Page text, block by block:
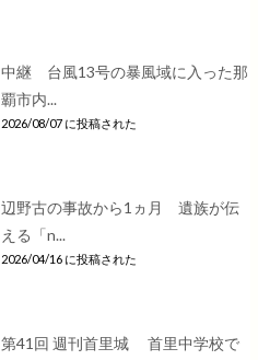
中継 台風13号の暴風域に入った那
覇市内...
2026/08/07 に投稿された
辺野古の事故から1ヵ月 遺族が伝
える「n...
2026/04/16 に投稿された
第41回 週刊首里城 首里中学校で